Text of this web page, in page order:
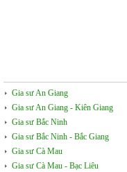
Gia sư An Giang
Gia sư An Giang - Kiên Giang
Gia sư Bắc Ninh
Gia sư Bắc Ninh - Bắc Giang
Gia sư Cà Mau
Gia sư Cà Mau - Bạc Liêu